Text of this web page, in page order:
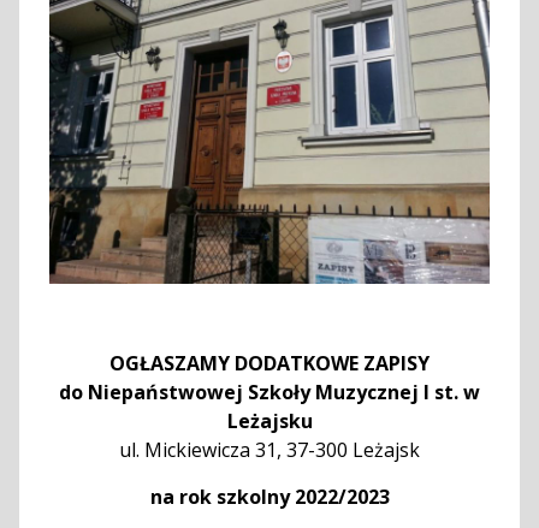
OGŁASZAMY DODATKOWE ZAPISY
do Niepaństwowej Szkoły Muzycznej I st. w
Leżajsku
ul. Mickiewicza 31, 37-300 Leżajsk
na rok szkolny 2022/2023